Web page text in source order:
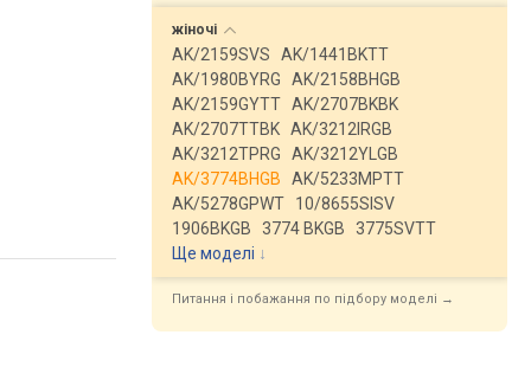
жіночі
AK/2159SVS
AK/1441BKTT
AK/1980BYRG
AK/2158BHGB
AK/2159GYTT AK/2707BKBK
AK/2707TTBK AK/3212IRGB
AK/3212TPRG
AK/3212YLGB
AK/3774BHGB
AK/5233MPTT
AK/5278GPWT
10/8655SISV
1906BKGB
3774 BKGB
3775SVTT
Ще моделі ↓
Питання і побажання по підбору моделі →